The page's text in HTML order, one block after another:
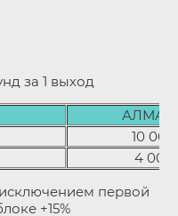
за 1 выход
10 000
4 000
первой
+15%